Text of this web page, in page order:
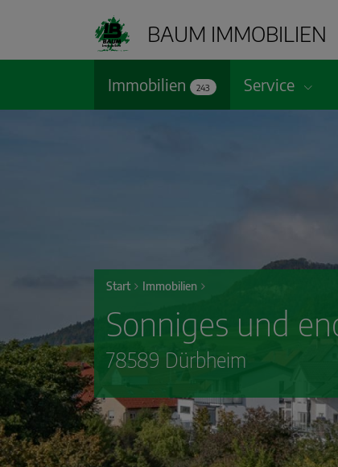
BAUM IMMOBILIEN
Immobilien 243 Service
Start Immobilien
Sonniges und
78589 Dürbheim